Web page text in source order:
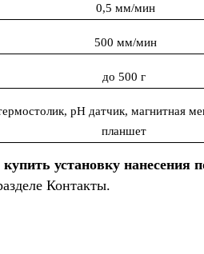
0,5 мм/мин
500 мм/мин
до 500 г
рН датчик, магнитная
планшет
купить установку нанесения
Контакты.